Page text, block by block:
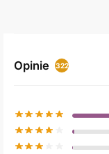
Opinie 322